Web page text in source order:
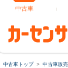
中古車
中古車トップ 中古車販